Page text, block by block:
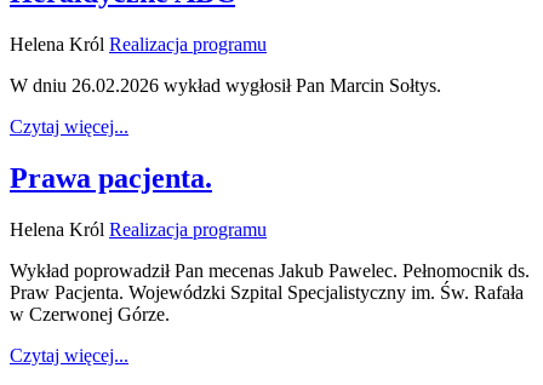
Helena Król Realizacja programu
W dniu 26.02.2026 wykład wygłosił Pan Marcin Sołtys.
Czytaj więcej...
Prawa pacjenta.
Helena Król Realizacja programu
Wykład poprowadził Pan mecenas Jakub Pawelec. Pełnomocnik ds.
Praw Pacjenta. Wojewódzki Szpital Specjalistyczny im. Św. Rafała
w Czerwonej Górze.
Czytaj więcej...